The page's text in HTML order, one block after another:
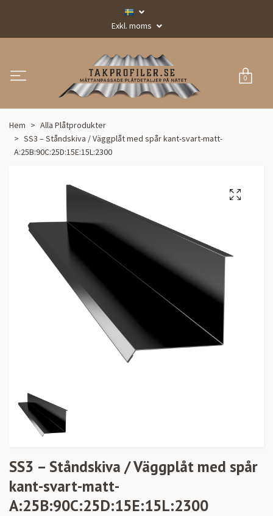
Exkl. moms
0
Hem
Alla Plåtprodukter
SS3 – Ståndskiva / Väggplåt med spår kant-svart-matt-
A:25B:90C:25D:15E:15L:2300
SS3 – Ståndskiva / Väggplåt med spår
kant-svart-matt-
A:25B:90C:25D:15E:15L:2300